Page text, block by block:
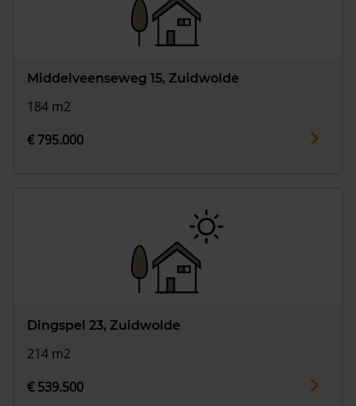
Middelveenseweg 15, Zuidwolde
184 m2
€ 795.000
Dingspel 23, Zuidwolde
214 m2
€ 539.500